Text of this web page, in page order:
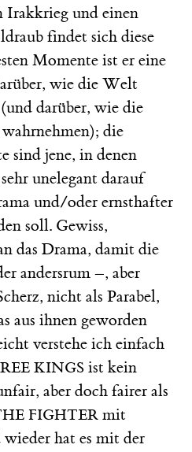
Irakkrieg und einen
findet sich diese
Momente ist er eine
wie die Welt
darüber, wie die
die
sind jene, in denen
unelegant darauf
und/oder ernsthafter
soll. Gewiss,
das Drama, damit die
andersrum –, aber
nicht als Parabel,
aus ihnen geworden
verstehe ich einfach
KINGS ist kein
aber doch fairer als
FIGHTER mit
wieder hat es mit der